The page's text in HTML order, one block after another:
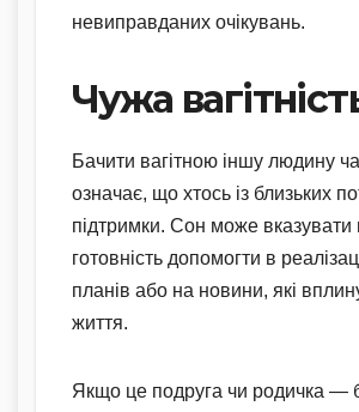
невиправданих очікувань.
Чужа
Бачити вагітною іншу людину
означає, що хтось із близьких
підтримки. Сон може вказувати
готовність допомогти в
планів або на новини, які
життя.
Якщо це подруга чи родичка —